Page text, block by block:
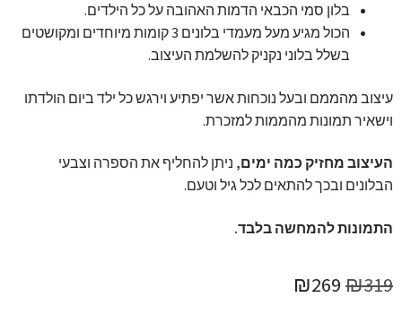
בלון סמי הכבאי הדמות האהובה על כל הילדים.
הכול מגיע מעל מעמדי בלונים 3 קומות מיוחדים ומקושטים
בשלל בלוני נקניק להשלמת העיצוב.
עיצוב מהממם ובעל נוכחות אשר יפתיע וירגש כל ילד ביום הולדתו
וישאיר תמונות מהממות למזכרת.
העיצוב מחזיק כמה ימים, ניתן להחליף את הספרה וצבעי
הבלונים ובכך להתאים לכל גיל וטעם.
התמונות להמחשה בלבד.
₪319
המחיר
₪269